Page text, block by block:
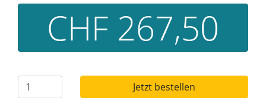
CHF 267,50
Jetzt bestellen